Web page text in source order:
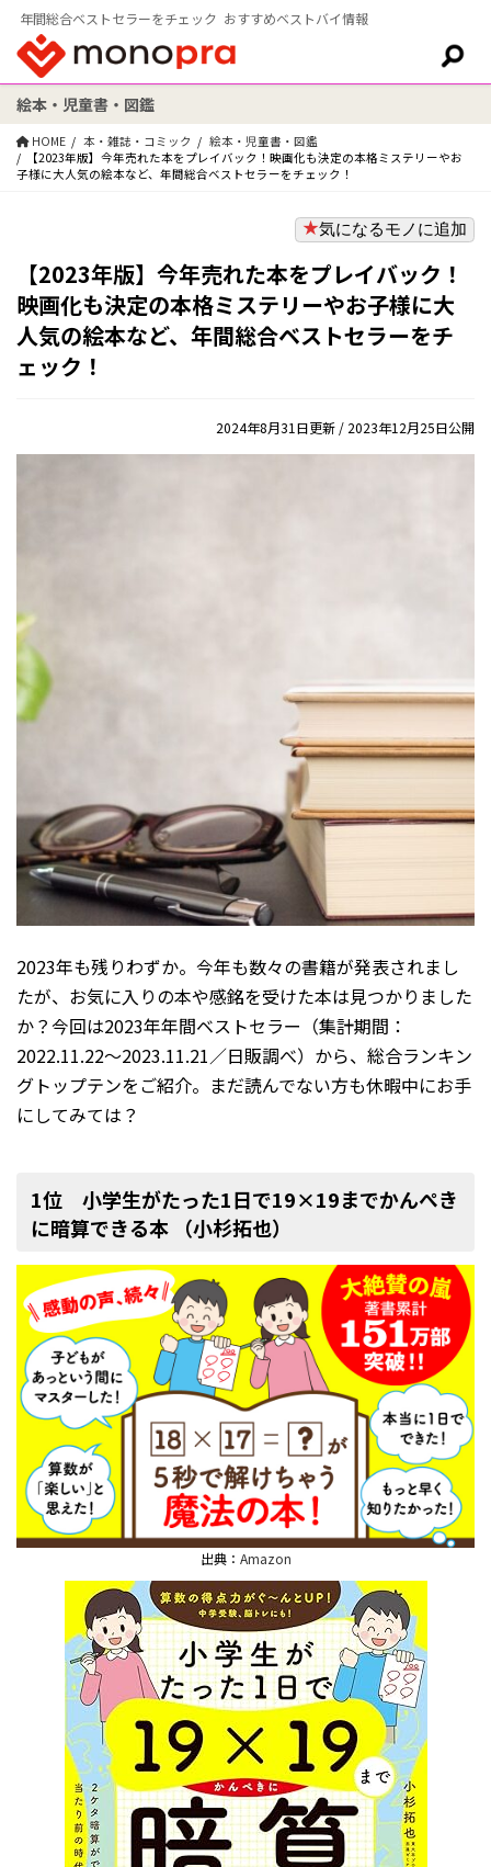
年間総合ベストセラーをチェック おすすめベストバイ情報
検索:
絵本・児童書・図鑑
HOME 本・雑誌・コミック
絵本・児童書・図鑑
【2023年版】今年売れた本をプレイバック！映画化も決定の本格ミステリーやお
子様に大人気の絵本など、年間総合ベストセラーをチェック！
気になるモノに追加
【2023年版】今年売れた本をプレイバック！
映画化も決定の本格ミステリーやお子様に大
人気の絵本など、年間総合ベストセラーをチ
ェック！
2024年8月31日更新 / 2023年12月25日公開
2023年も残りわずか。今年も数々の書籍が発表されまし
たが、お気に入りの本や感銘を受けた本は見つかりました
か？今回は2023年年間ベストセラー（集計期間：
2022.11.22～2023.11.21／日販調べ）から、総合ランキン
グトップテンをご紹介。まだ読んでない方も休暇中にお手
にしてみては？
1位 小学生がたった1日で19×19までかんぺき
に暗算できる本 （小杉拓也）
出典： Amazon